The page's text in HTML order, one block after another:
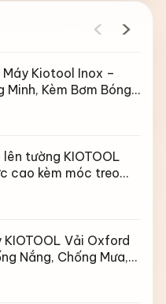
‹ ›
Máy Kiotool Inox –
Kèm Bơm Bóng,
tường KIOTOOL
cao kèm móc treo
KIOTOOL Vải Oxford
Nắng, Chống Mưa,
Tia UV, Có Phản